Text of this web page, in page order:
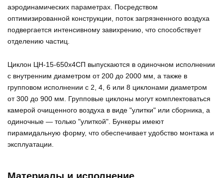
аэродинамических параметрах. Посредством
оптимизированной конструкции, поток загрязненного воздуха
подвергается интенсивному завихрению, что способствует
отделению частиц.
Циклон ЦН-15-650х4СП выпускаются в одиночном исполнении
с внутренним диаметром от 200 до 2000 мм, а также в
групповом исполнении с 2, 4, 6 или 8 циклонами диаметром
от 300 до 900 мм. Групповые циклоны могут комплектоваться
камерой очищенного воздуха в виде "улитки" или сборника, а
одиночные — только "улиткой". Бункеры имеют
пирамидальную форму, что обеспечивает удобство монтажа и
эксплуатации.